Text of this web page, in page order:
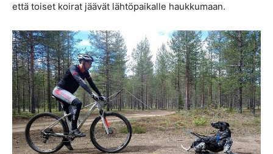
että toiset koirat jäävät lähtöpaikalle haukkumaan.